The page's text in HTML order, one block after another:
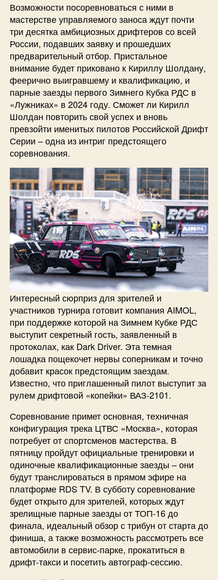
Возможности посоревноваться с ними в
мастерстве управляемого заноса ждут почти
три десятка амбициозных дрифтеров со всей
России, подавших заявку и прошедших
предварительный отбор. Пристальное
внимание будет приковано к Кириллу Шолдану,
феерично выигравшему и квалификацию, и
парные заезды первого Зимнего Кубка РДС в
«Лужниках» в 2024 году. Сможет ли Кирилл
Шолдан повторить свой успех и вновь
превзойти именитых пилотов Российской Дрифт
Серии – одна из интриг предстоящего
соревнования.
Интересный сюрприз для зрителей и
участников турнира готовит компания AIMOL,
при поддержке которой на Зимнем Кубке РДС
выступит секретный гость, заявленный в
протоколах, как Dark Driver. Эта темная
лошадка пощекочет нервы соперникам и точно
добавит красок предстоящим заездам.
Известно, что приглашенный пилот выступит за
рулем дрифтовой «копейки» ВАЗ-2101.
Соревнование примет основная, техничная
конфигурация трека ЦТВС «Москва», которая
потребует от спортсменов мастерства. В
пятницу пройдут официальные тренировки и
одиночные квалификационные заезды – они
будут транслироваться в прямом эфире на
платформе RDS TV. В субботу соревнование
будет открыто для зрителей, которых ждут
зрелищные парные заезды от ТОП-16 до
финала, идеальный обзор с трибун от старта до
финиша, а также возможность рассмотреть все
автомобили в сервис-парке, прокатиться в
дрифт-такси и посетить автограф-сессию.